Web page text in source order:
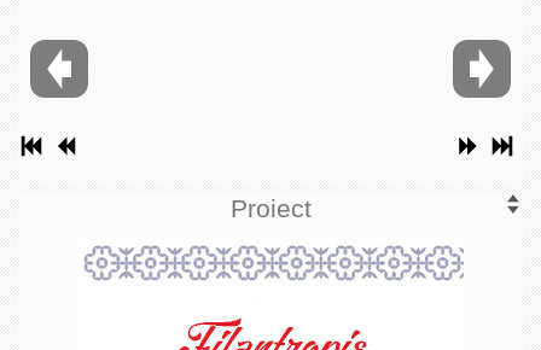
Proiect